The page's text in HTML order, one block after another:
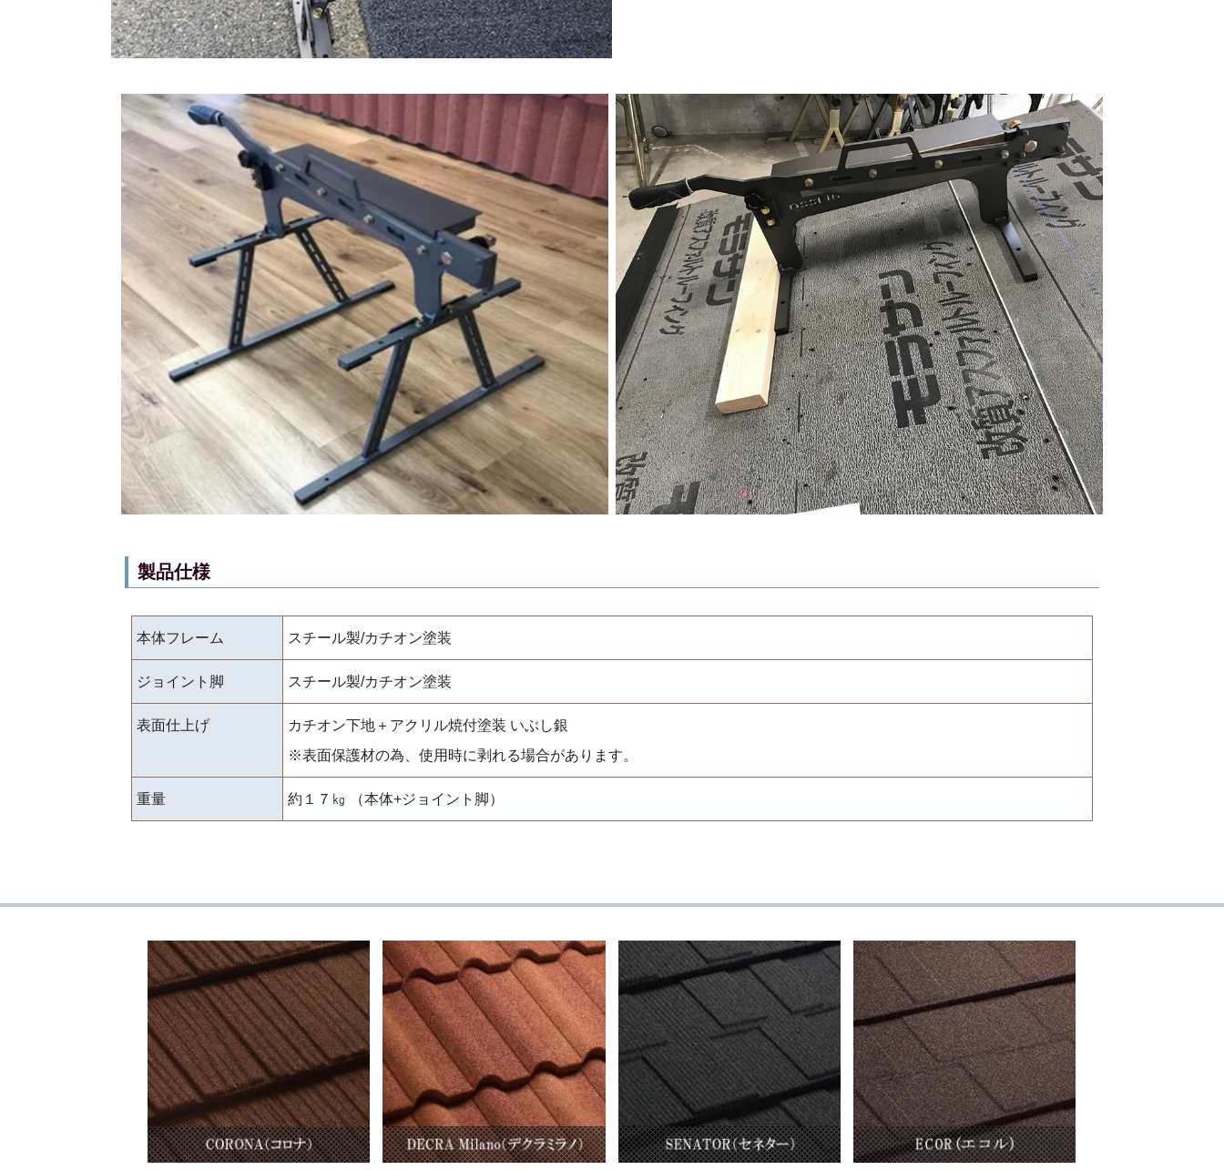
製品仕様
本体フレーム スチール製/カチオン塗装
ジョイント脚 スチール製/カチオン塗装
表面仕上げ
カチオン下地＋アクリル焼付塗装 いぶし銀
※表面保護材の為、使用時に剥れる場合があります。
重量 約１７㎏ （本体+ジョイント脚）